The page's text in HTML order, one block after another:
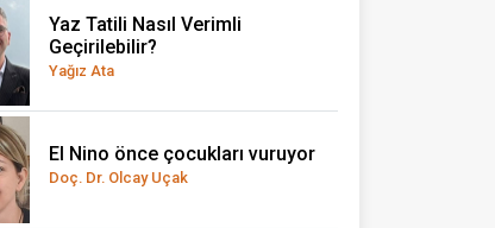
Yaz Tatili Nasıl Verimli
Geçirilebilir?
Yağız Ata
El Nino önce çocukları vuruyor
Doç. Dr. Olcay Uçak